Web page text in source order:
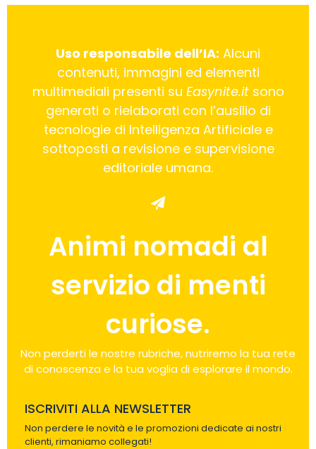
Uso responsabile dell’IA: Alcuni
contenuti, immagini ed elementi
multimediali presenti su Easynite.itsono
generati o rielaborati con l’ausilio di
tecnologie di Intelligenza Artificiale e
sottoposti a revisione e supervisione
editoriale umana.
Animi nomadi al
servizio di menti
curiose.
Non perderti le nostre rubriche, nutriremo la tua rete
di conoscenza e la tua voglia di esplorare il mondo.
ISCRIVITI ALLA NEWSLETTER
Non perdere le novità e le promozioni dedicate ai nostri
clienti, rimaniamo collegati!